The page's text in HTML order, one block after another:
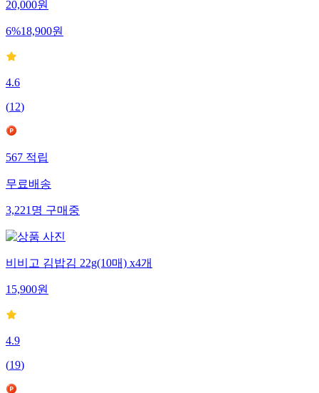
20,000원
6%18,900원
4.6
(12)
567적립
무료배송
3,221명구매중
비비고 김밥김 22g(10매) x4개
15,900원
4.9
(19)